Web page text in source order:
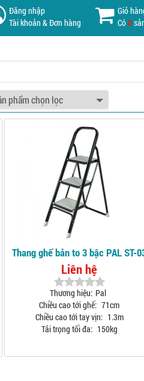
Đăng nhập
Tài khoản & Đơn hàng
Giỏ
Có0
Thang ghế bản to 3 bậc PAL ST-
Liên hệ
Thương hiệu: Pal
Chiều cao tới ghế: 71cm
Chiều cao tới tay vịn: 1.3m
Tải trọng tối đa: 150kg